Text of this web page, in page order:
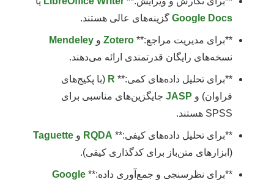
Google Docs گزینه‌های عالی هستند.
**برای مدیریت مراجع:** Zotero و Mendeley
نسخه‌های رایگان قدرتمندی ارائه می‌دهند.
**برای تحلیل داده‌های کمی:** R (با پکیج‌های
فراوان) و JASP جایگزین‌های مناسبی برای
SPSS هستند.
**برای تحلیل داده‌های کیفی:** RQDA و Taguette
(ابزارهای متن‌باز برای کدگذاری کیفی).
**برای نظرسنجی و جمع‌آوری داده:** Google